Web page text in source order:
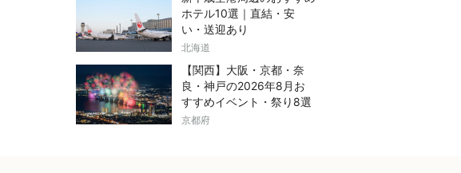
ホテル10選｜直結・安
い・送迎あり
北海道
【関西】大阪・京都・奈
良・神戸の2026年8月お
すすめイベント・祭り8選
京都府